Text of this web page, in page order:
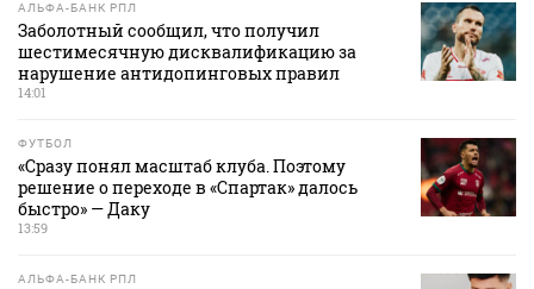
АЛЬФА-БАНК РПЛ
Заболотный сообщил, что получил
шестимесячную дисквалификацию за
нарушение антидопинговых правил
14:01
ФУТБОЛ
«Сразу понял масштаб клуба. Поэтому
решение о переходе в «Спартак» далось
быстро» — Даку
13:59
АЛЬФА-БАНК РПЛ